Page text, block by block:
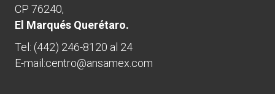
CP 76240,
El Marqués Querétaro.
Tel: (442) 246-8120 al 24
E-mail:centro@ansamex.com